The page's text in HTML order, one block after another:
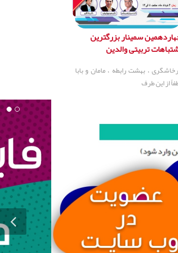
سمینار بزرگترین
تربیتی والدین
، بهشت رابطه ، مامان و بابا
از این طرف